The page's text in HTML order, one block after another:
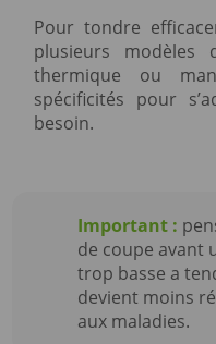
Pour tondre
plusieurs modèles
thermique ou
spécificités pour
besoin.
Important :
de coupe avant
trop basse a
devient moins
aux maladies.